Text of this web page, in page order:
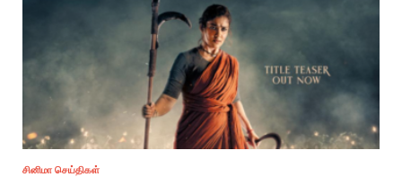
சினிமா செய்திகள்